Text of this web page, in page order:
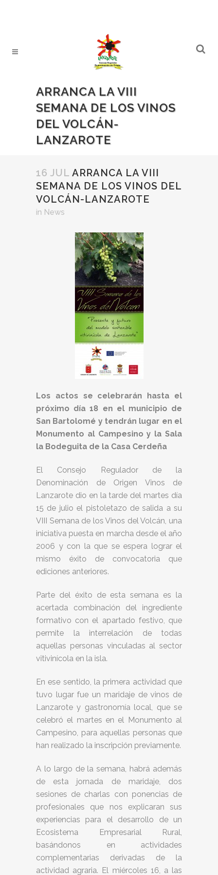
ARRANCA LA VIII
SEMANA DE LOS VINOS
DEL VOLCÁN-
LANZAROTE
16 JUL ARRANCA LA VIII
SEMANA DE LOS VINOS DEL
VOLCÁN-LANZAROTE
in News
Los actos se celebrarán hasta el
próximo día 18 en el municipio de
San Bartolomé y tendrán lugar en el
Monumento al Campesino y la Sala
la Bodeguita de la Casa Cerdeña
El Consejo Regulador de la
Denominación de Origen Vinos de
Lanzarote dio en la tarde del martes día
15 de julio el pistoletazo de salida a su
VIII Semana de los Vinos del Volcán, una
iniciativa puesta en marcha desde el año
2006 y con la que se espera lograr el
mismo éxito de convocatoria que
ediciones anteriores.
Parte del éxito de esta semana es la
acertada combinación del ingrediente
formativo con el apartado festivo, que
permite la interrelación de todas
aquellas personas vinculadas al sector
vitivinícola en la isla.
En ese sentido, la primera actividad que
tuvo lugar fue un maridaje de vinos de
Lanzarote y gastronomía local, que se
celebró el martes en el Monumento al
Campesino, para aquellas personas que
han realizado la inscripción previamente.
A lo largo de la semana, habrá además
de esta jornada de maridaje, dos
sesiones de charlas con ponencias de
profesionales que nos explicaran sus
experiencias para el desarrollo de un
Ecosistema Empresarial Rural,
basándonos en actividades
complementarias derivadas de la
actividad agraria. El miércoles 16, a las